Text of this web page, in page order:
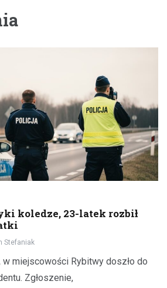
koledze, 23-latek rozbił
Stefaniak
w miejscowości Rybitwy doszło do
Zgłoszenie,